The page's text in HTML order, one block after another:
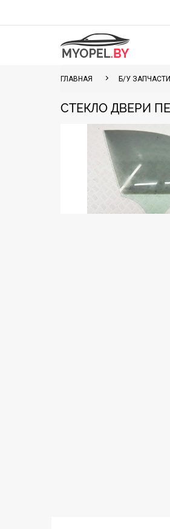
ГЛАВНАЯ Б/У ЗАПЧАСТИ
СТЕКЛО ДВЕРИ